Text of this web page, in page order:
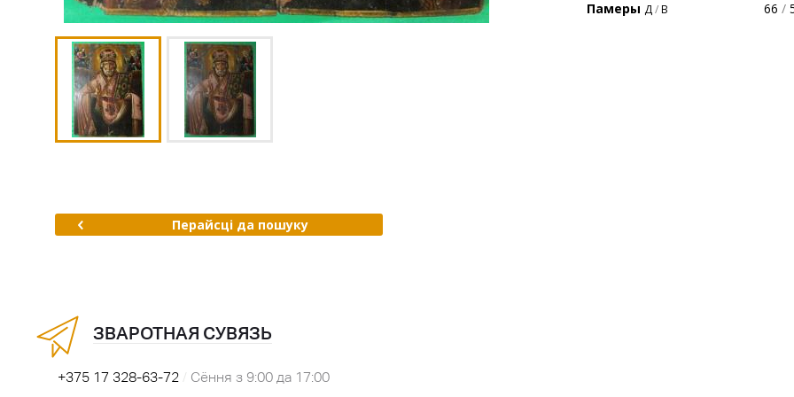
Памеры Д/В 66 /
Перайсці да пошуку
ЗВАРОТНАЯ СУВЯЗЬ
+375 17 328-63-72 / Сёння з 9:00 да 17:00